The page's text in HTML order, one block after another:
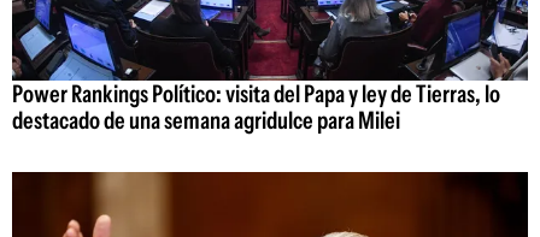
Power Rankings Político: visita del Papa y ley de Tierras, lo
destacado de una semana agridulce para Milei